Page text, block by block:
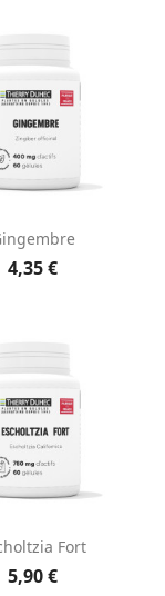
4,35 €
Fort
5,90 €